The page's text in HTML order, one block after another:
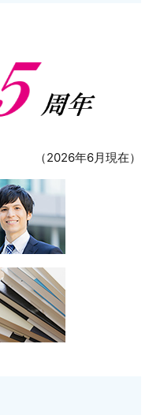
（2026年6月現在）